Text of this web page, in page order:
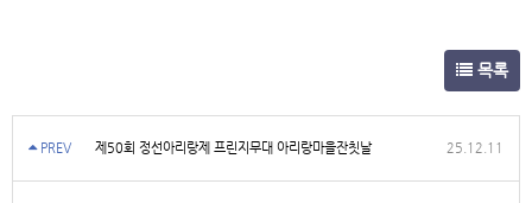
목록
PREV 제50회 정선아리랑제 프린지무대 아리랑마을잔칫날 25.12.11